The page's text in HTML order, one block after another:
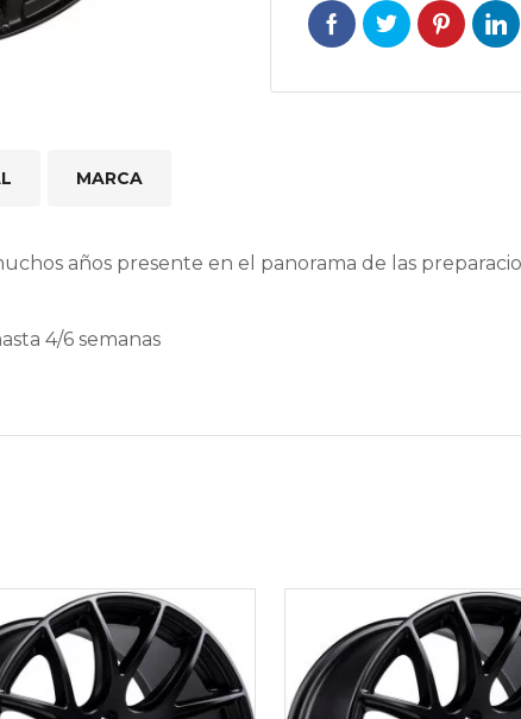
MARCA
años presente en el panorama de las
4/6 semanas